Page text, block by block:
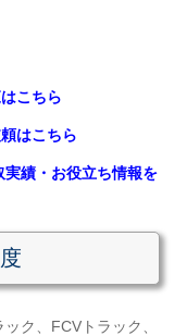
こちら
はこちら
実績・お役立ち情報を
ク、FCVトラック、